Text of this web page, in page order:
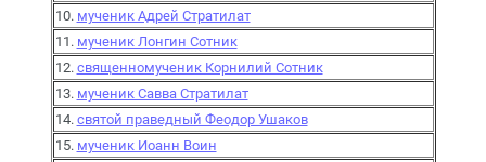
10. мученик Адрей Стратилат
11. мученик Лонгин Сотник
12. священномученик Корнилий Сотник
13. мученик Савва Стратилат
14. святой праведный Феодор Ушаков
15. мученик Иоанн Воин